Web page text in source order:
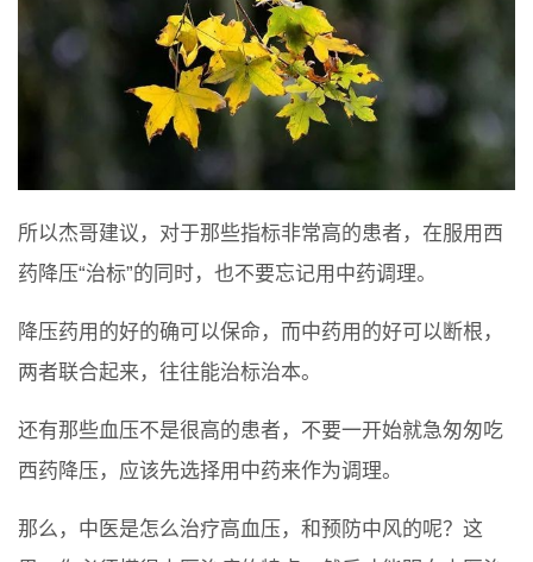
所以杰哥建议，对于那些指标非常高的患者，在服用西
药降压“治标”的同时，也不要忘记用中药调理。
降压药用的好的确可以保命，而中药用的好可以断根，
两者联合起来，往往能治标治本。
还有那些血压不是很高的患者，不要一开始就急匆匆吃
西药降压，应该先选择用中药来作为调理。
那么，中医是怎么治疗高血压，和预防中风的呢？这